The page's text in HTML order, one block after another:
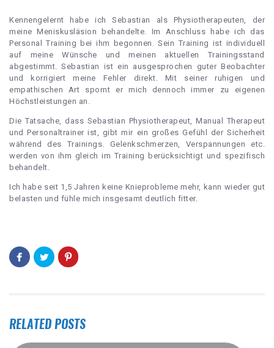
Kennengelernt habe ich Sebastian als Physiotherapeuten, der
meine Meniskusläsion behandelte. Im Anschluss habe ich das
Personal Training bei ihm begonnen. Sein Training ist individuell
auf meine Wünsche und meinen aktuellen Trainingsstand
abgestimmt. Sebastian ist ein ausgesprochen guter Beobachter
und korrigiert meine Fehler direkt. Mit seiner ruhigen und
empathischen Art spornt er mich dennoch immer zu eigenen
Höchstleistungen an.
Die Tatsache, dass Sebastian Physiotherapeut, Manual Therapeut
und Personaltrainer ist, gibt mir ein großes Gefühl der Sicherheit
während des Trainings. Gelenkschmerzen, Verspannungen etc.
werden von ihm gleich im Training berücksichtigt und spezifisch
behandelt.
Ich habe seit 1,5 Jahren keine Knieprobleme mehr, kann wieder gut
belasten und fühle mich insgesamt deutlich fitter.
RELATED POSTS